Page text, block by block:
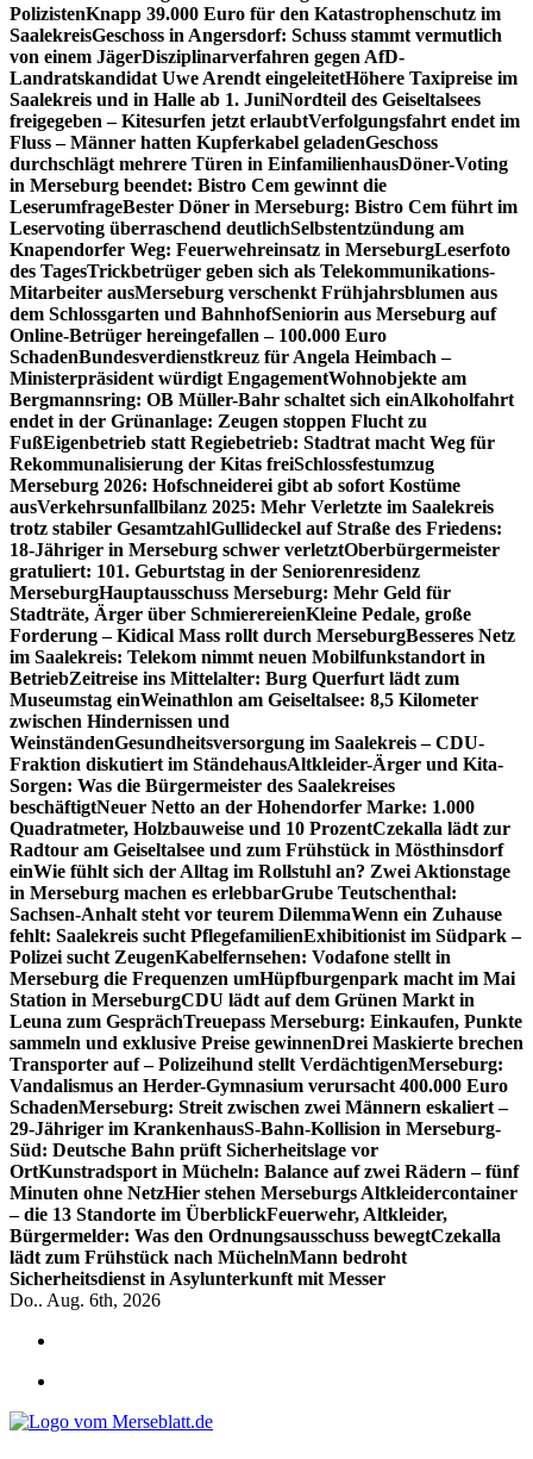
PolizistenKnapp 39.000 Euro für den Katastrophenschutz im
SaalekreisGeschoss in Angersdorf: Schuss stammt vermutlich
von einem JägerDisziplinarverfahren gegen AfD-
Landratskandidat Uwe Arendt eingeleitetHöhere Taxipreise im
Saalekreis und in Halle ab 1. JuniNordteil des Geiseltalsees
freigegeben – Kitesurfen jetzt erlaubtVerfolgungsfahrt endet im
Fluss – Männer hatten Kupferkabel geladenGeschoss
durchschlägt mehrere Türen in EinfamilienhausDöner-Voting
in Merseburg beendet: Bistro Cem gewinnt die
LeserumfrageBester Döner in Merseburg: Bistro Cem führt im
Leservoting überraschend deutlichSelbstentzündung am
Knapendorfer Weg: Feuerwehreinsatz in MerseburgLeserfoto
des TagesTrickbetrüger geben sich als Telekommunikations-
Mitarbeiter ausMerseburg verschenkt Frühjahrsblumen aus
dem Schlossgarten und BahnhofSeniorin aus Merseburg auf
Online-Betrüger hereingefallen – 100.000 Euro
SchadenBundesverdienstkreuz für Angela Heimbach –
Ministerpräsident würdigt EngagementWohnobjekte am
Bergmannsring: OB Müller-Bahr schaltet sich einAlkoholfahrt
endet in der Grünanlage: Zeugen stoppen Flucht zu
FußEigenbetrieb statt Regiebetrieb: Stadtrat macht Weg für
Rekommunalisierung der Kitas freiSchlossfestumzug
Merseburg 2026: Hofschneiderei gibt ab sofort Kostüme
ausVerkehrsunfallbilanz 2025: Mehr Verletzte im Saalekreis
trotz stabiler GesamtzahlGullideckel auf Straße des Friedens:
18-Jähriger in Merseburg schwer verletztOberbürgermeister
gratuliert: 101. Geburtstag in der Seniorenresidenz
MerseburgHauptausschuss Merseburg: Mehr Geld für
Stadträte, Ärger über SchmierereienKleine Pedale, große
Forderung – Kidical Mass rollt durch MerseburgBesseres Netz
im Saalekreis: Telekom nimmt neuen Mobilfunkstandort in
BetriebZeitreise ins Mittelalter: Burg Querfurt lädt zum
Museumstag einWeinathlon am Geiseltalsee: 8,5 Kilometer
zwischen Hindernissen und
WeinständenGesundheitsversorgung im Saalekreis – CDU-
Fraktion diskutiert im StändehausAltkleider-Ärger und Kita-
Sorgen: Was die Bürgermeister des Saalekreises
beschäftigtNeuer Netto an der Hohendorfer Marke: 1.000
Quadratmeter, Holzbauweise und 10 ProzentCzekalla lädt zur
Radtour am Geiseltalsee und zum Frühstück in Mösthinsdorf
einWie fühlt sich der Alltag im Rollstuhl an? Zwei Aktionstage
in Merseburg machen es erlebbarGrube Teutschenthal:
Sachsen-Anhalt steht vor teurem DilemmaWenn ein Zuhause
fehlt: Saalekreis sucht PflegefamilienExhibitionist im Südpark –
Polizei sucht ZeugenKabelfernsehen: Vodafone stellt in
Merseburg die Frequenzen umHüpfburgenpark macht im Mai
Station in MerseburgCDU lädt auf dem Grünen Markt in
Leuna zum GesprächTreuepass Merseburg: Einkaufen, Punkte
sammeln und exklusive Preise gewinnenDrei Maskierte brechen
Transporter auf – Polizeihund stellt VerdächtigenMerseburg:
Vandalismus an Herder-Gymnasium verursacht 400.000 Euro
SchadenMerseburg: Streit zwischen zwei Männern eskaliert –
29-Jähriger im KrankenhausS-Bahn-Kollision in Merseburg-
Süd: Deutsche Bahn prüft Sicherheitslage vor
OrtKunstradsport in Mücheln: Balance auf zwei Rädern – fünf
Minuten ohne NetzHier stehen Merseburgs Altkleidercontainer
– die 13 Standorte im ÜberblickFeuerwehr, Altkleider,
Bürgermelder: Was den Ordnungsausschuss bewegtCzekalla
lädt zum Frühstück nach MüchelnMann bedroht
Sicherheitsdienst in Asylunterkunft mit Messer
Do.. Aug. 6th, 2026